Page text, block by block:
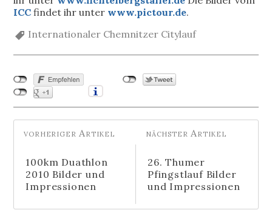
ICC findet ihr unter www.pictour.de.
Internationaler Chemnitzer Citylauf
100km Duathlon
2010 Bilder und
Impressionen
26. Thumer
Pfingstlauf Bilder
und Impressionen